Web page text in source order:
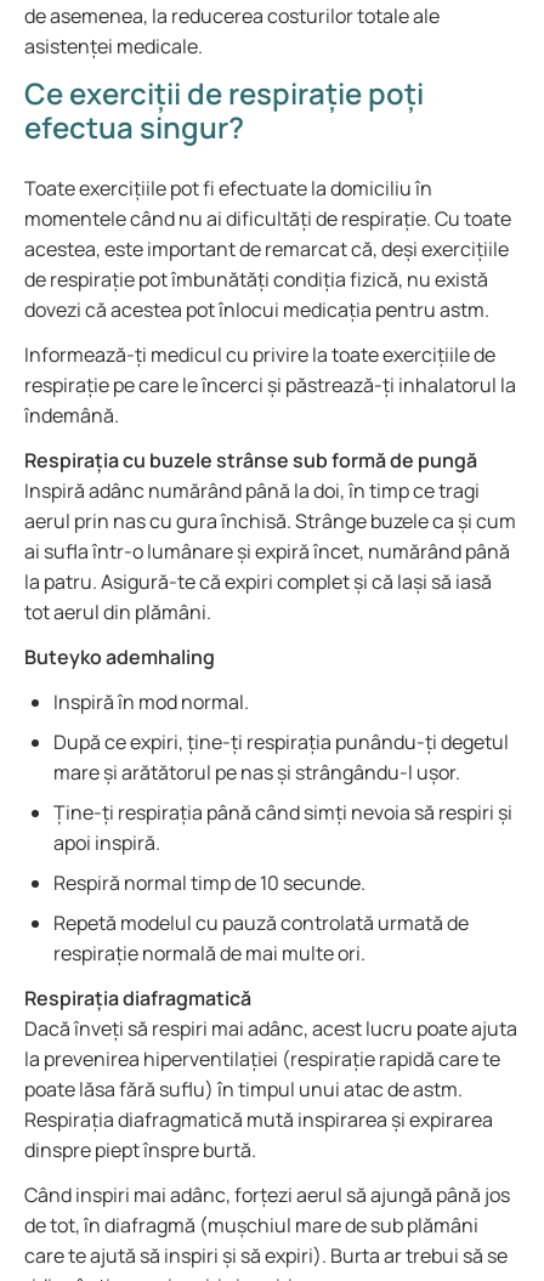
de asemenea, la reducerea costurilor totale ale
asistenței medicale.
Ce exerciții de respirație poți
efectua singur?
Toate exercițiile pot fi efectuate la domiciliu în
momentele când nu ai dificultăți de respirație. Cu toate
acestea, este important de remarcat că, deși exercițiile
de respirație pot îmbunătăți condiția fizică, nu există
dovezi că acestea pot înlocui medicația pentru astm.
Informează-ți medicul cu privire la toate exercițiile de
respirație pe care le încerci și păstrează-ți inhalatorul la
îndemână.
Respirația cu buzele strânse sub formă de pungă
Inspiră adânc numărând până la doi, în timp ce tragi
aerul prin nas cu gura închisă. Strânge buzele ca și cum
ai sufla într-o lumânare și expiră încet, numărând până
la patru. Asigură-te că expiri complet și că lași să iasă
tot aerul din plămâni.
Buteyko ademhaling
Inspiră în mod normal.
După ce expiri, ține-ți respirația punându-ți degetul
mare și arătătorul pe nas și strângându-l ușor.
Ține-ți respirația până când simți nevoia să respiri și
apoi inspiră.
Respiră normal timp de 10 secunde.
Repetă modelul cu pauză controlată urmată de
respirație normală de mai multe ori.
Respirația diafragmatică
Dacă înveți să respiri mai adânc, acest lucru poate ajuta
la prevenirea hiperventilației (respirație rapidă care te
poate lăsa fără suflu) în timpul unui atac de astm.
Respirația diafragmatică mută inspirarea și expirarea
dinspre piept înspre burtă.
Când inspiri mai adânc, forțezi aerul să ajungă până jos
de tot, în diafragmă (mușchiul mare de sub plămâni
care te ajută să inspiri și să expiri). Burta ar trebui să se